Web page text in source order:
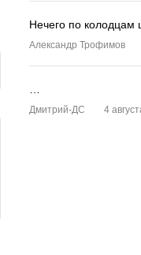
Нечего по колодцам
Александр Трофимов
Дмитрий-ДС 4